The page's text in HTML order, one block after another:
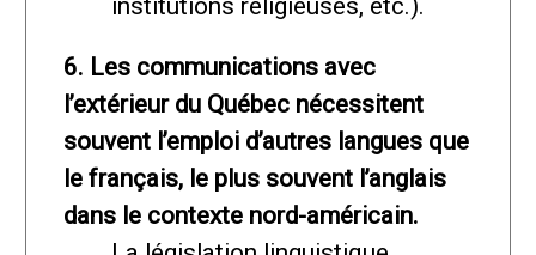
6. Les communications avec
l’extérieur du Québec nécessitent
souvent l’emploi d’autres langues que
le français, le plus souvent l’anglais
dans le contexte nord-américain.